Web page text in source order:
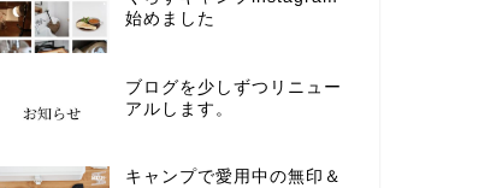
始めました
ブログを少しずつリニュー
アルします。
キャンプで愛用中の無印＆